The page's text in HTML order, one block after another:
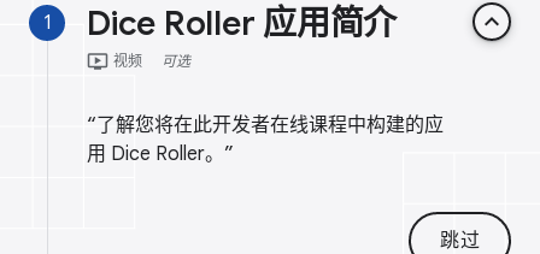
1 Dice Roller 应用简介 keyboard_arrow_up
ondemand_video 视频 可选
“了解您将在此开发者在线课程中构建的应
用 Dice Roller。”
跳过